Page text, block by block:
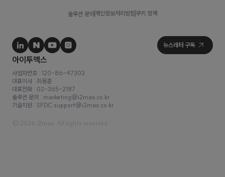
솔루션 문의 개인정보처리방침 쿠키 정책
사업자번호 : 120-86-47303
대표이사 : 최용훈
© 2026 i2max. All rights reserved.
솔루션 문의 : marketing@i2max.co.kr
기술지원 : SFDC.support@i2max.co.kr
대표전화 : 02-365-2187